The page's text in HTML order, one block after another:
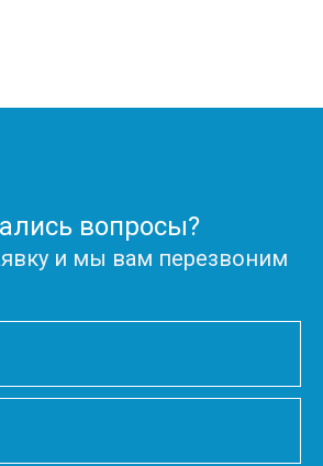
вопросы?
и мы вам перезвоним